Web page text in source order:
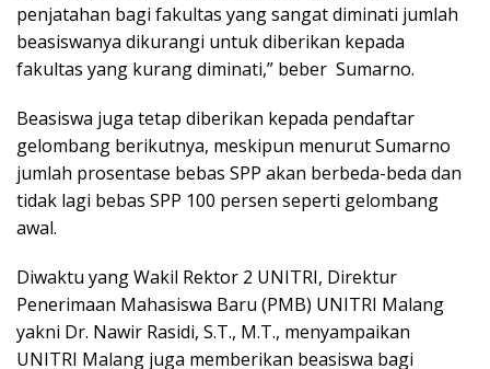
penjatahan bagi fakultas yang sangat diminati jumlah
beasiswanya dikurangi untuk diberikan kepada
fakultas yang kurang diminati,” beber Sumarno.
Beasiswa juga tetap diberikan kepada pendaftar
gelombang berikutnya, meskipun menurut Sumarno
jumlah prosentase bebas SPP akan berbeda-beda dan
tidak lagi bebas SPP 100 persen seperti gelombang
awal.
Diwaktu yang Wakil Rektor 2 UNITRI, Direktur
Penerimaan Mahasiswa Baru (PMB) UNITRI Malang
yakni Dr. Nawir Rasidi, S.T., M.T., menyampaikan
UNITRI Malang juga memberikan beasiswa bagi